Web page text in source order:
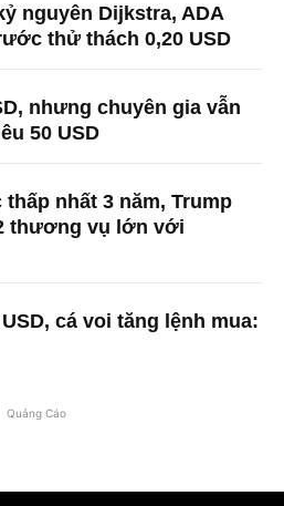
nguyên Dijkstra, ADA
thử thách 0,20 USD
nhưng chuyên gia vẫn
50 USD
nhất 3 năm, Trump
thương vụ lớn với
cá voi tăng lệnh mua:
Quảng Cáo